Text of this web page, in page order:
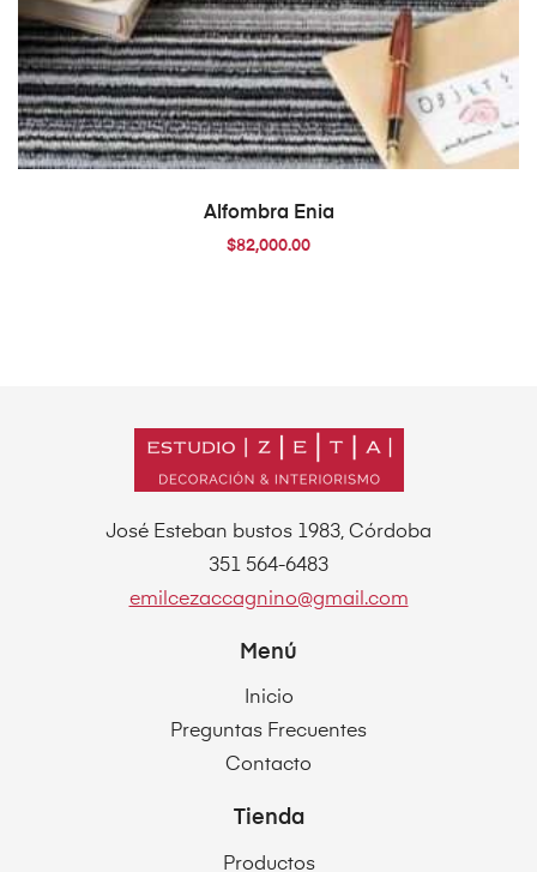
AÑADIR AL CARRITO
Alfombra Enia
$82,000.00
José Esteban bustos 1983, Córdoba
351 564-6483
emilcezaccagnino@gmail.com
Menú
Inicio
Preguntas Frecuentes
Contacto
Tienda
Productos